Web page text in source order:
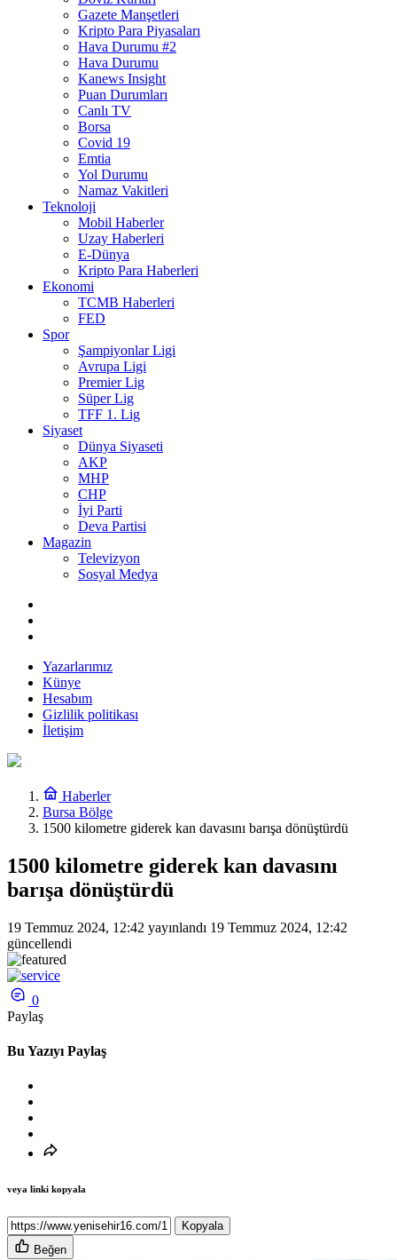
Gazete Manşetleri
Kripto Para Piyasaları
Hava Durumu #2
Hava Durumu
Kanews Insight
Puan Durumları
Canlı TV
Borsa
Covid 19
Emtia
Yol Durumu
Namaz Vakitleri
Teknoloji
Mobil Haberler
Uzay Haberleri
E-Dünya
Kripto Para Haberleri
Ekonomi
TCMB Haberleri
FED
Spor
Şampiyonlar Ligi
Avrupa Ligi
Premier Lig
Süper Lig
TFF 1. Lig
Siyaset
Dünya Siyaseti
AKP
MHP
CHP
İyi Parti
Deva Partisi
Magazin
Televizyon
Sosyal Medya
Yazarlarımız
Künye
Hesabım
Gizlilik politikası
İletişim
Haberler
Bursa Bölge
1500 kilometre giderek kan davasını barışa dönüştürdü
1500 kilometre giderek kan davasını
barışa dönüştürdü
19 Temmuz 2024, 12:42 yayınlandı 19 Temmuz 2024, 12:42
güncellendi
0
Paylaş
Bu Yazıyı Paylaş
veya linki kopyala
Kopyala
Beğen